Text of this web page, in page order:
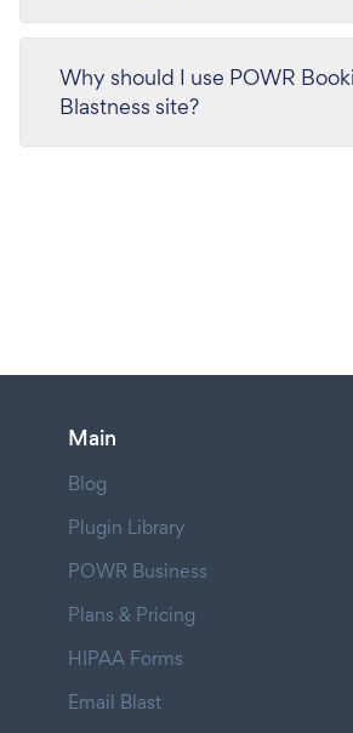
Why should I use POWR
Blastness site?
Main
Blog
Plugin Library
POWR Business
Plans & Pricing
HIPAA Forms
Email Blast